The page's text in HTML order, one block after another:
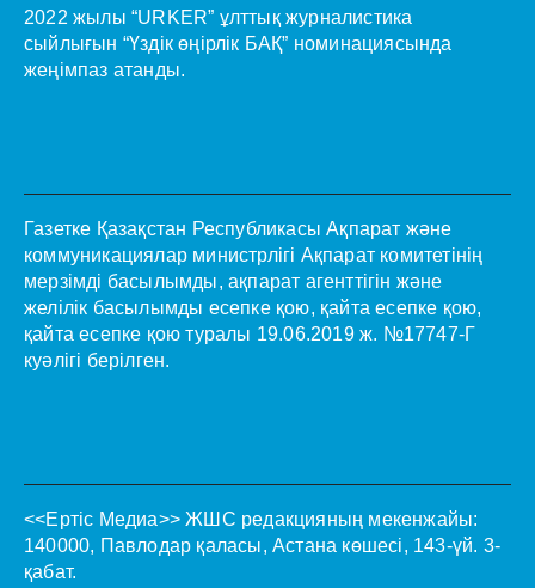
2022 жылы “URKER” ұлттық журналистика
сыйлығын “Үздік өңірлік БАҚ” номинациясында
жеңімпаз атанды.
Газетке Қазақстан Республикасы Ақпарат және
коммуникациялар министрлігі Ақпарат комитетінің
мерзімді басылымды, ақпарат агенттігін және
желілік басылымды есепке қою, қайта есепке қою,
қайта есепке қою туралы 19.06.2019 ж. №17747-Г
куәлігі берілген.
<<Ертіс Медиа>> ЖШС редакцияның мекенжайы:
140000, Павлодар қаласы, Астана көшесі, 143-үй. 3-
қабат.